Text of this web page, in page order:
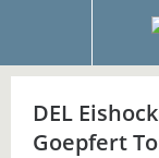
DEL
Goepfert